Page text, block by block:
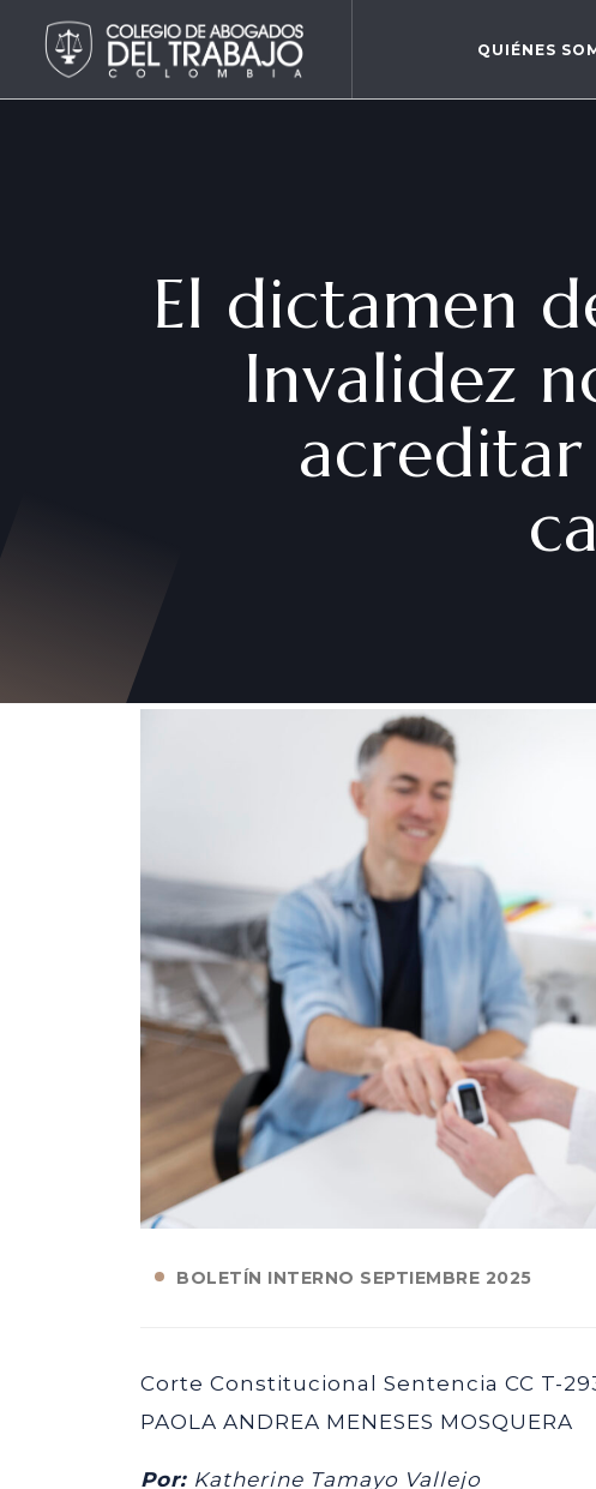
QUIÉNES
El dictamen
Invalidez
BOLETÍN INTERNO SEPTIEMBRE 2025
Corte Constitucional Sentencia CC T-
PAOLA ANDREA MENESES MOSQUERA
Por: Katherine Tamayo Vallejo